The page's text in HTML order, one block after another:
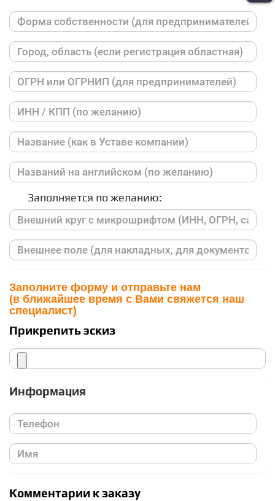
Заполняется по желанию:
Заполните форму и отправьте нам
(в ближайшее время с Вами свяжется наш
специалист)
Прикрепить эскиз
Информация
Комментарии к заказу